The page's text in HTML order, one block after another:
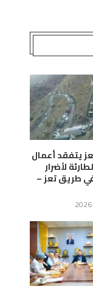
يتفقد أعمال
لأضرار
طريق تعز –